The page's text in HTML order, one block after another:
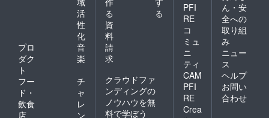
活
性
化
プロ
ダク
ト
音
楽
フー
ド・
飲食
店
チ
ャ
レ
ン
る
る
資
料
請
求
クラウドファ
ンディングの
ノウハウを無
料で学ぼう
PFI
RE
コ
ミュ
ニ
ティ
CAM
PFI
RE
Crea
ん・安
全への
取り組
み
ニュー
ス
ヘルプ
お問い
合わせ